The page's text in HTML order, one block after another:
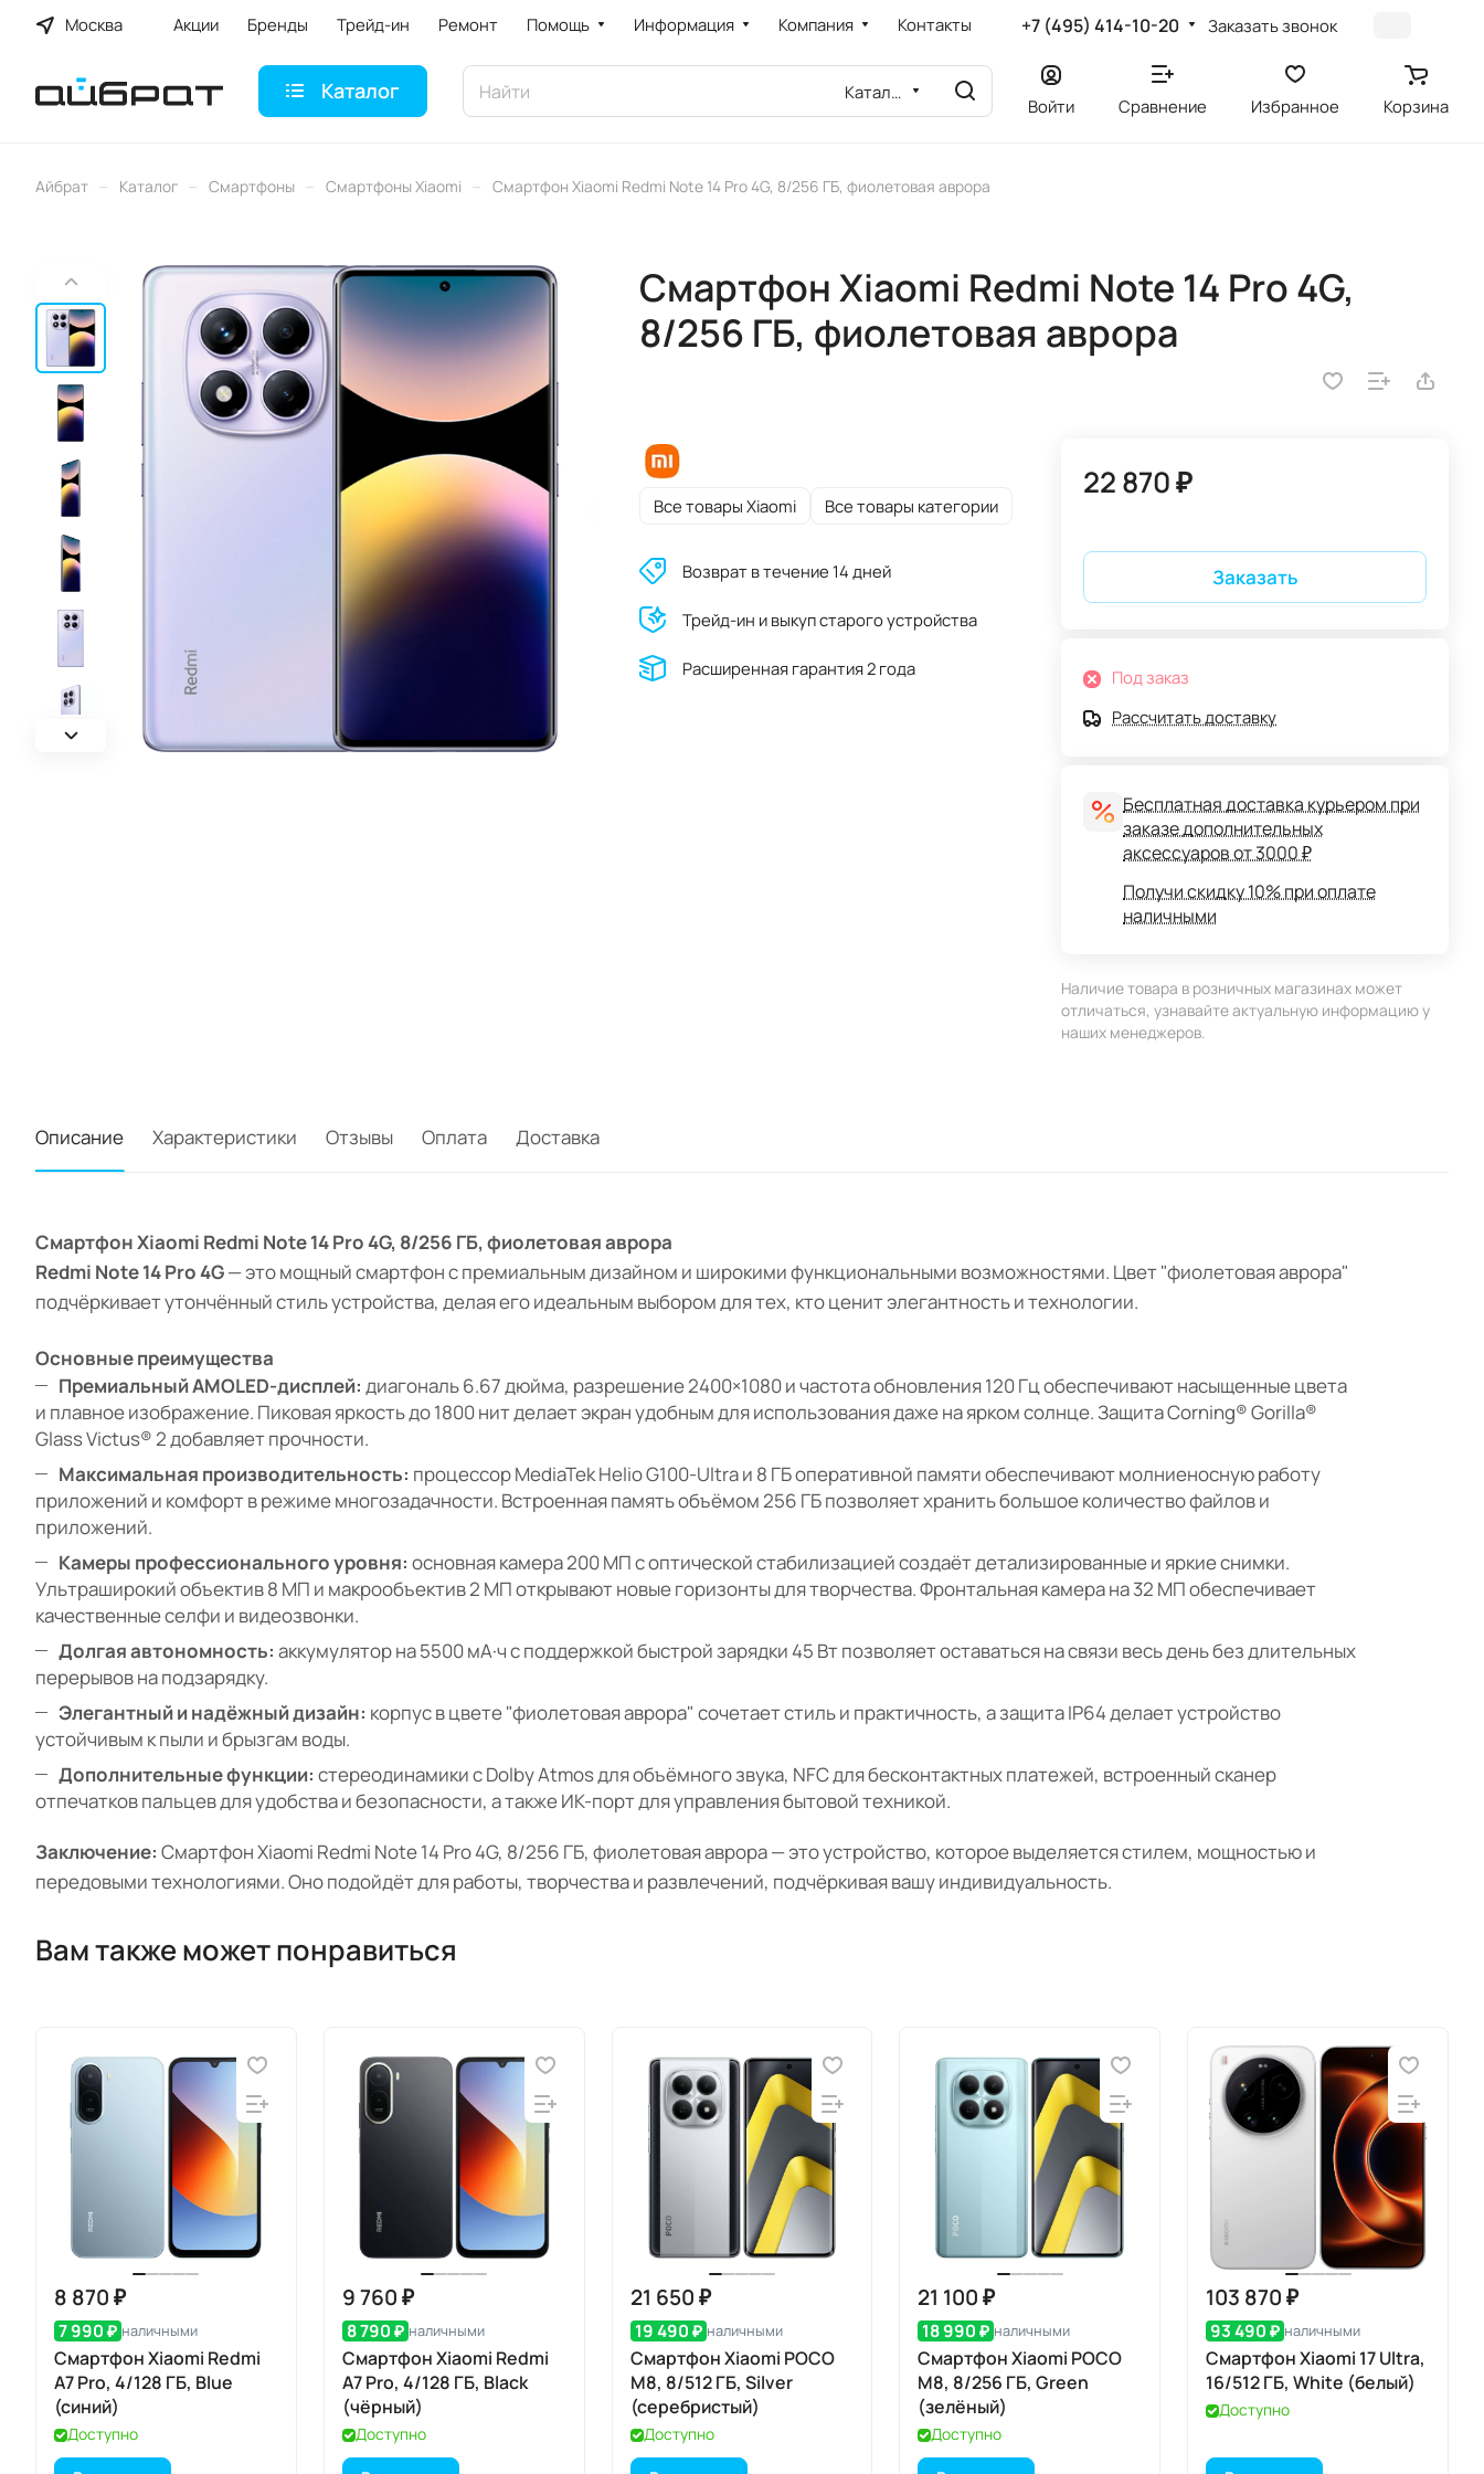
Москва Акции Бренды Трейд-ин Ремонт Помощь Информация Компания Контакты +7 (495) 414-10-20 Заказать звонок
Каталог Каталог
Войти Сравнение Избранное Корзина
Айбрат – Каталог – Смартфоны – Смартфоны Xiaomi – Смартфон Xiaomi Redmi Note 14 Pro 4G, 8/256 ГБ, фиолетовая аврора
Смартфон Xiaomi Redmi Note 14 Pro 4G,
8/256 ГБ, фиолетовая аврора
Все товары Xiaomi Все товары категории
Возврат в течение 14 дней
Трейд-ин и выкуп старого устройства
Расширенная гарантия 2 года
22 870 ₽
Заказать
Под заказ
Рассчитать доставку
Бесплатная доставка курьером при
заказе дополнительных
аксессуаров от 3000 ₽
Получи скидку 10% при оплате
наличными
Наличие товара в розничных магазинах может
отличаться, узнавайте актуальную информацию у
наших менеджеров.
Описание Характеристики Отзывы Оплата Доставка
Смартфон Xiaomi Redmi Note 14 Pro 4G, 8/256 ГБ, фиолетовая аврора
Redmi Note 14 Pro 4G— это мощный смартфон с премиальным дизайном и широкими функциональными возможностями. Цвет "фиолетовая аврора"
подчёркивает утончённый стиль устройства, делая его идеальным выбором для тех, кто ценит элегантность и технологии.
Основные преимущества
Премиальный AMOLED-дисплей: диагональ 6.67 дюйма, разрешение 2400×1080 и частота обновления 120 Гц обеспечивают насыщенные цвета
и плавное изображение. Пиковая яркость до 1800 нит делает экран удобным для использования даже на ярком солнце. Защита Corning® Gorilla®
Glass Victus® 2 добавляет прочности.
Максимальная производительность: процессор MediaTek Helio G100-Ultra и 8 ГБ оперативной памяти обеспечивают молниеносную работу
приложений и комфорт в режиме многозадачности. Встроенная память объёмом 256 ГБ позволяет хранить большое количество файлов и
приложений.
Камеры профессионального уровня: основная камера 200 МП с оптической стабилизацией создаёт детализированные и яркие снимки.
Ультраширокий объектив 8 МП и макрообъектив 2 МП открывают новые горизонты для творчества. Фронтальная камера на 32 МП обеспечивает
качественные селфи и видеозвонки.
Долгая автономность: аккумулятор на 5500 мА·ч с поддержкой быстрой зарядки 45 Вт позволяет оставаться на связи весь день без длительных
перерывов на подзарядку.
Элегантный и надёжный дизайн: корпус в цвете "фиолетовая аврора" сочетает стиль и практичность, а защита IP64 делает устройство
устойчивым к пыли и брызгам воды.
Дополнительные функции: стереодинамики с Dolby Atmos для объёмного звука, NFC для бесконтактных платежей, встроенный сканер
отпечатков пальцев для удобства и безопасности, а также ИК-порт для управления бытовой техникой.
Заключение: Смартфон Xiaomi Redmi Note 14 Pro 4G, 8/256 ГБ, фиолетовая аврора — это устройство, которое выделяется стилем, мощностью и
передовыми технологиями. Оно подойдёт для работы, творчества и развлечений, подчёркивая вашу индивидуальность.
Вам также может понравиться
8 870 ₽
7 990 ₽ наличными
Смартфон Xiaomi Redmi
A7 Pro, 4/128 ГБ, Blue
(синий)
Доступно
9 760 ₽
8 790 ₽ наличными
Смартфон Xiaomi Redmi
A7 Pro, 4/128 ГБ, Black
(чёрный)
Доступно
21 650 ₽
19 490 ₽ наличными
Смартфон Xiaomi POCO
M8, 8/512 ГБ, Silver
(серебристый)
Доступно
21 100 ₽
18 990 ₽ наличными
Смартфон Xiaomi POCO
M8, 8/256 ГБ, Green
(зелёный)
Доступно
103 870 ₽
93 490 ₽ наличными
Смартфон Xiaomi 17 Ultra,
16/512 ГБ, White (белый)
Доступно